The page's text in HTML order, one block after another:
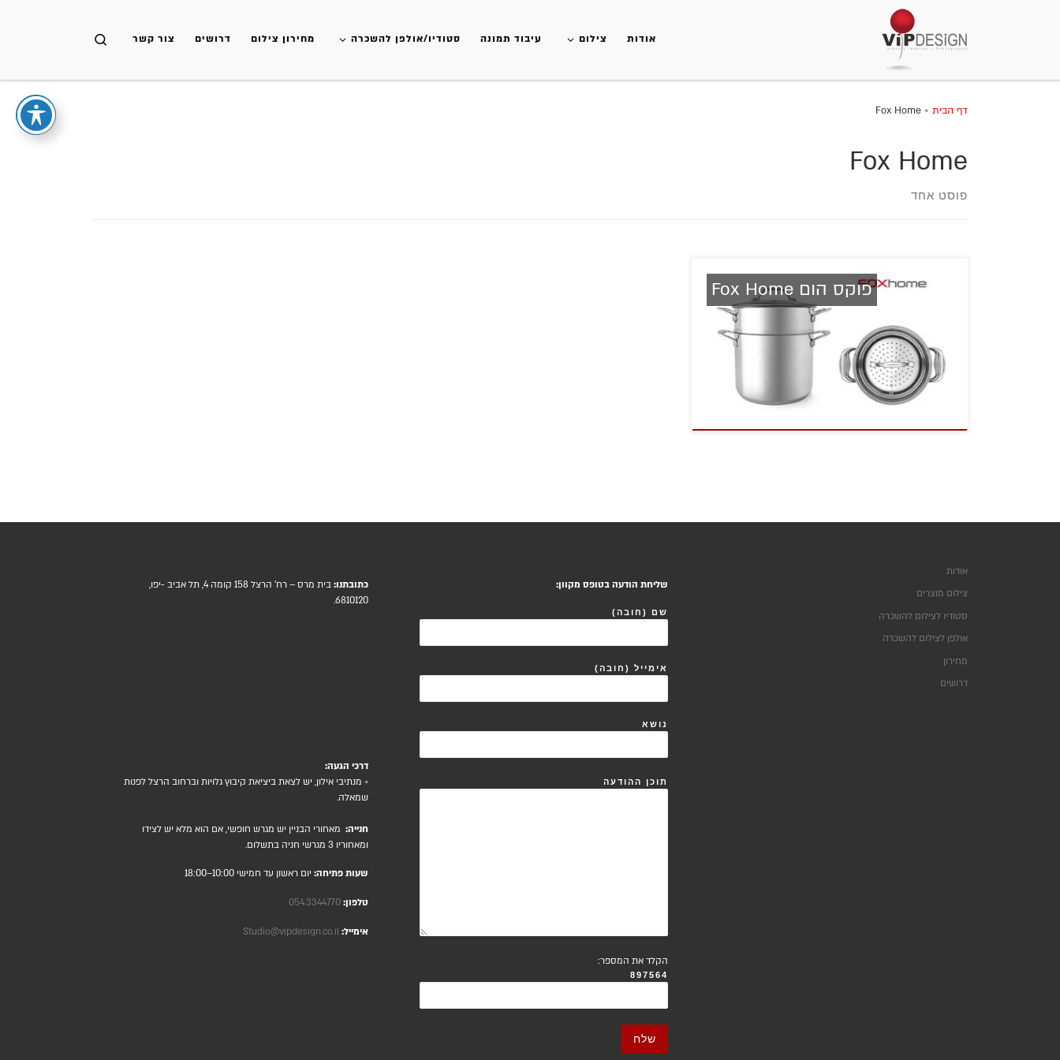
אודות צילום עיבוד תמונה סטודיו/אולפן להשכרה מחירון צילום דרושים צור קשר
דף הבית »
Fox Home
Fox Home
פוסט אחד
פוקס הום Fox Home
אודות
צילום מוצרים
סטודיו לצילום להשכרה
אולפן לצילום להשכרה
מחירון
דרושים
שליחת הודעה בטופס מקוון:
שם (חובה)
אימייל (חובה)
נושא
תוכן ההודעה
הקלד את המספר:
897564
כתובתנו:
בית מרס – רח' הרצל 158 קומה 4, תל אביב -יפו,
6810120.
דרכי הגעה:
» מנתיבי אילון, יש לצאת ביציאת קיבוץ גלויות וברחוב הרצל לפנות
שמאלה.
חנייה: מאחורי הבניין יש מגרש חופשי, אם הוא מלא יש לצידו
ומאחוריו 3 מגרשי חניה בתשלום.
שעות פתיחה: יום ראשון עד חמישי 10:00–18:00
טלפון:054.3344770
אימייל:Studio@vipdesign.co.il